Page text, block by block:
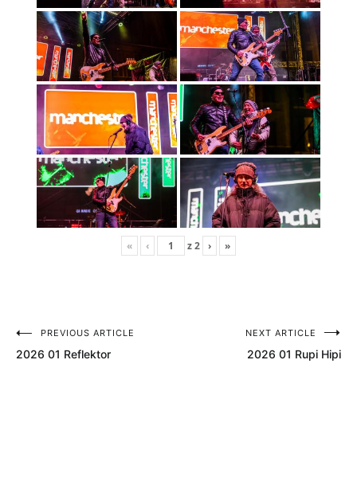
« ‹ z2 › »
Nawigacja
PREVIOUS ARTICLE
2026 01 Reflektor
NEXT ARTICLE
2026 01 Rupi Hipi